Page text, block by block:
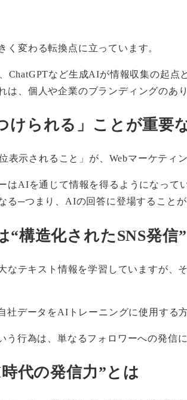
く変わる転換点に立っています。
ChatGPTなど生成AIが情報収集の起
は、個人や企業のブランディングのあ
けられる」ことが重要
表示されること」が、Webマーケティ
はAIを通じて情報を得るようになっ
る─つまり、AIの回答に登場すること
構造化されたSNS発信”
なテキスト情報を学習していますが
社データをAIトレーニングに使用する
う行為は、単なるフォロワーへの発信
代の発信力”とは